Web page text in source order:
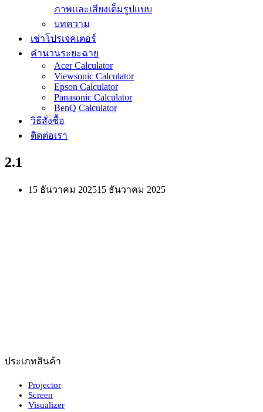
ภาพและเสียงเต็มรูปแบบ
บทความ
เช่าโปรเจคเตอร์
คำนวนระยะฉาย
Acer Calculator
Viewsonic Calculator
Epson Calculator
Panasonic Calculator
BenQ Calculator
วิธีสั่งซื้อ
ติดต่อเรา
2.1
15 ธันวาคม 202515 ธันวาคม 2025
ประเภทสินค้า
Projector
Screen
Visualizer